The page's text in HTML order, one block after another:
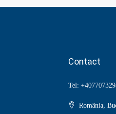
Contact
Tel:
România,